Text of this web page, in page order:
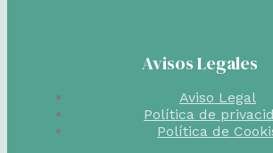
Avisos Legales
Aviso Legal
Política de
Política de